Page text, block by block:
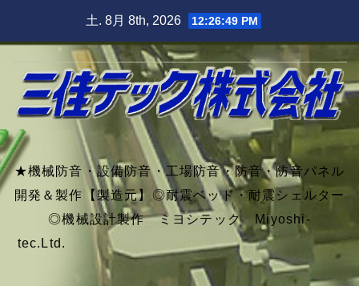
土. 8月 8th, 2026 12:26:49 PM
★機械防音・設備防音・工場防音・防音・防音パネル
開発＆製作【製造元】◎耐震ベッド・耐震シェルター
◎機械設計製作 ミヨシテック Miyoshi-
tec.Ltd.